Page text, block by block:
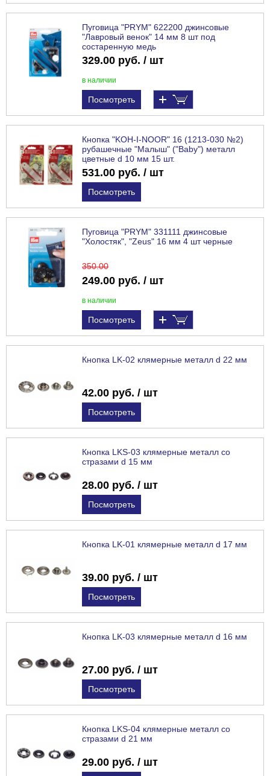
Пуговица "PRYM" 622200 джинсовые
"Лавровый венок" 14 мм 8 шт под
состаренную медь
329.00 руб. / шт
в наличии
Посмотреть
Кнопка "KOH-I-NOOR" 16 (1213-030 №2)
рубашечные "Малыш" ("Baby") металл
цветные d 10 мм 15 шт.
531.00 руб. / шт
Посмотреть
Пуговица "PRYM" 331111 джинсовые
"Холостяк", "Zeus" 16 мм 4 шт черные
350.00
249.00 руб. / шт
в наличии
Посмотреть
Кнопка LK-02 клямерные металл d 22 мм
42.00 руб. / шт
Посмотреть
Кнопка LKS-03 клямерные металл со
стразами d 15 мм
28.00 руб. / шт
Посмотреть
Кнопка LK-01 клямерные металл d 17 мм
39.00 руб. / шт
Посмотреть
Кнопка LK-03 клямерные металл d 16 мм
27.00 руб. / шт
Посмотреть
Кнопка LKS-04 клямерные металл со
стразами d 21 мм
29.00 руб. / шт